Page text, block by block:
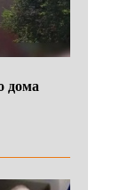
дома